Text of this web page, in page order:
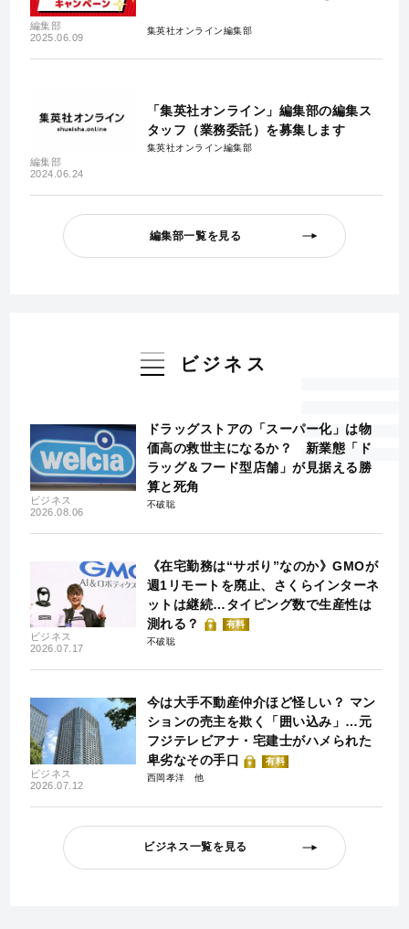
編集部
2025.06.09
集英社オンライン編集部
編集部
2024.06.24
「集英社オンライン」編集部の編集ス
タッフ（業務委託）を募集します
集英社オンライン編集部
編集部一覧を見る
ビジネス
ビジネス
2026.08.06
ドラッグストアの「スーパー化」は物
価高の救世主になるか？ 新業態「ド
ラッグ＆フード型店舗」が見据える勝
算と死角
不破聡
ビジネス
2026.07.17
《在宅勤務は“サボり”なのか》GMOが
週1リモートを廃止、さくらインターネ
ットは継続…タイピング数で生産性は
測れる？
有料
不破聡
ビジネス
2026.07.12
今は大手不動産仲介ほど怪しい？ マン
ションの売主を欺く「囲い込み」…元
フジテレビアナ・宅建士がハメられた
卑劣なその手口
有料
西岡孝洋
ビジネス一覧を見る